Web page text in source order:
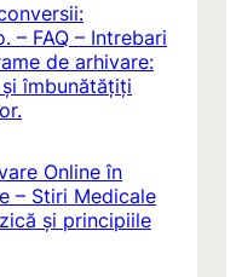
– FAQ – Intrebari
de arhivare:
îmbunătățiți
Online în
– Stiri Medicale
și principiile